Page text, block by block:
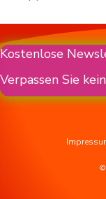
Kostenlose
Verpassen Sie
©